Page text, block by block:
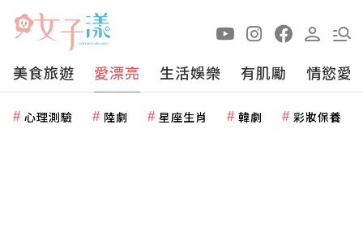
美食旅遊 愛漂亮 生活娛樂 有肌勵 情慾愛
心理測驗 陸劇 星座生肖 韓劇 彩妝保養